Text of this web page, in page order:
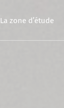
La zone d’étude